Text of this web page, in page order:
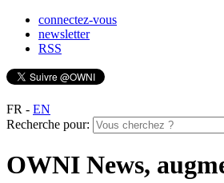
connectez-vous
newsletter
RSS
FR - EN
Recherche pour:
OWNI News,